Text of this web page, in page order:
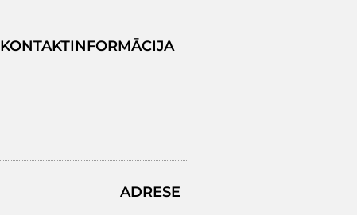
KONTAKTINFORMĀCIJA
ADRESE